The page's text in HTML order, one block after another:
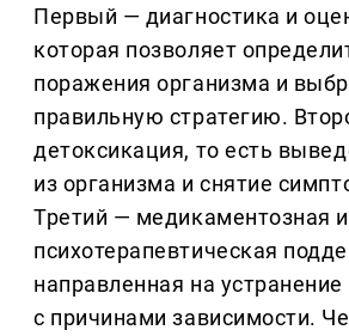
Первый — диагностика и
которая позволяет
поражения организма и
правильную стратегию.
детоксикация, то есть
из организма и снятие
Третий — медикаментозная и
психотерапевтическая
направленная на устранение
с причинами зависимости.